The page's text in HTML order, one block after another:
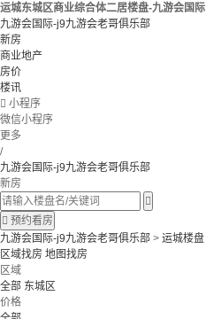
运城东城区商业综合体二居楼盘-九游会国际
九游会国际-j9九游会老哥俱乐部
新房
商业地产
房价
楼讯
 小程序
微信小程序
更多
/
九游会国际-j9九游会老哥俱乐部
新房

 预约看房
九游会国际-j9九游会老哥俱乐部 > 运城楼盘
区域找房 地图找房
区域
全部 东城区
价格